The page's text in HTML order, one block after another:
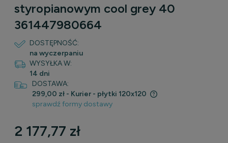
styropianowym cool grey 40
361447980664
DOSTĘPNOŚĆ:
na wyczerpaniu
WYSYŁKA W:
14 dni
DOSTAWA:
299,00 zł - Kurier - płytki 120x120
Cena nie zawiera ewentualnych kosztów płatności
sprawdź formy dostawy
2 177,77 zł